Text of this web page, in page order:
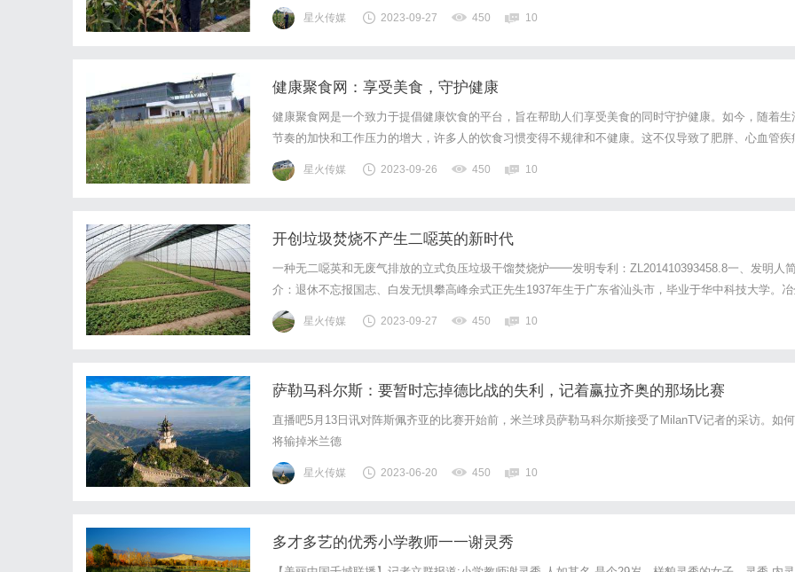
参赛重点要点进行宣讲,帮助企业更好的理解和参与创新创业赛事。随后,邀请2022年海南自贸港创业大赛
(三亚赛区)青年创意专项赛决赛一等奖项目负责人展开参赛经验分享和...
星火传媒 2023-09-27 450 10
健康聚食网：享受美食，守护健康
健康聚食网是一个致力于提倡健康饮食的平台，旨在帮助人们享受美食的同时守护健康。如今，随着生
节奏的加快和工作压力的增大，许多人的饮食习惯变得不规律和不健康。这不仅导致了肥胖、心血管疾
等健康问题的出现，还严重影响了人们的生活质量。健康聚食网应运而生，致力于为用户提供健康饮食
指导和建议。健康聚食网的特色之一是提供精选的健康食谱。我们的团队由营养师、厨师和健康...
星火传媒 2023-09-26 450 10
开创垃圾焚烧不产生二噁英的新时代
一种无二噁英和无废气排放的立式负压垃圾干馏焚烧炉━━发明专利：ZL201410393458.8一、发明人简
介：退休不忘报国志、白发无惧攀高峰余式正先生1937年生于广东省汕头市，毕业于华中科技大学。冶
部自动化研究院劳模、高级工程师，九三学社社员，中国未来研究会会员，科技未来分会理事，被授予
度科学家称号，自从参加工作以埋头从事科研工作六十多年。1961年余...
星火传媒 2023-09-27 450 10
萨勒马科尔斯：要暂时忘掉德比战的失利，记着赢拉齐奥的那场比赛
直播吧5月13日讯对阵斯佩齐亚的比赛开始前，米兰球员萨勒马科尔斯接受了MilanTV记者的采访。如何
将输掉米兰德
星火传媒 2023-06-20 450 10
多才多艺的优秀小学教师一一谢灵秀